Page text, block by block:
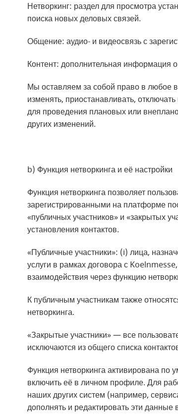
Нетворкинг: раздел для просмотра
поиска новых деловых связей.
Общение: аудио- и видеосвязь с
Контент: дополнительная информация
Мы оставляем за собой право в любое
изменять, приостанавливать,
для проведения плановых или
других изменений.
b) Функция нетворкинга и её настройки
Функция нетворкинга позволяет
зарегистрированными на платформе
«публичных участников» и «закрытых
установления контактов.
«Публичные участники»: (i) лица,
услуги в рамках договора с
взаимодействия через функцию
К публичным участникам также
нетворкинга.
«Закрытые участники» — все
исключаются из общего списка
Функция нетворкинга активирована
включить её в личном профиле. Для
наших других систем (например,
дополнять и редактировать эти